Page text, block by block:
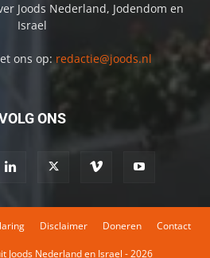
Joods Nederland, Jodendom en
Israel
ons op: redactie@joods.nl
ONS
Disclaimer Doneren Contact
Joods Nederland en Israel - 2026